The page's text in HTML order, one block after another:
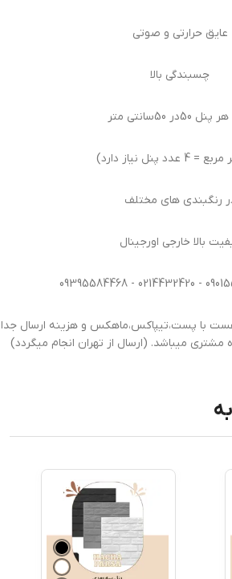
عایق حرارتی و صوتی
چسبندگی بالا
50در 50سانتی متر
پنل نیاز دارد)
رنگبندی های مختلف
بالا خارجی اورجینال
با پست،تیپاکس،ماهکس و هزینه ارسال جدا
میباشد. (ارسال از تهران انجام میگردد)